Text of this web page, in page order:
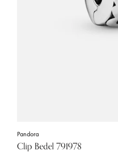
Pandora
Clip Bedel 791978